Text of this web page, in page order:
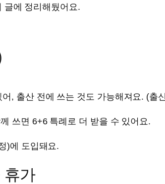
글에 정리해뒀어요.
, 출산 전에 쓰는 것도 가능해져요. (출
쓰면 6+6 특례로 더 받을 수 있어요.
)에 도입돼요.
휴가